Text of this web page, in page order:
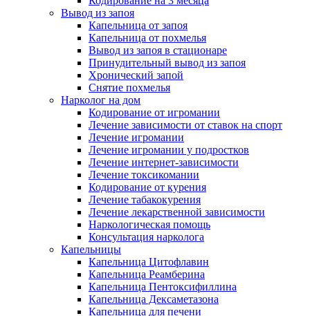
Вывод из запоя
Капельница от запоя
Капельница от похмелья
Вывод из запоя в стационаре
Принудительный вывод из запоя
Хронический запой
Снятие похмелья
Нарколог на дом
Кодирование от игромании
Лечение зависимости от ставок на спорт
Лечение игромании
Лечение игромании у подростков
Лечение интернет-зависимости
Лечение токсикомании
Кодирование от курения
Лечение табакокурения
Лечение лекарственной зависимости
Наркологическая помощь
Консультация нарколога
Капельницы
Капельница Цитофлавин
Капельница Реамберина
Капельница Пентоксифиллина
Капельница Дексаметазона
Капельница для печени